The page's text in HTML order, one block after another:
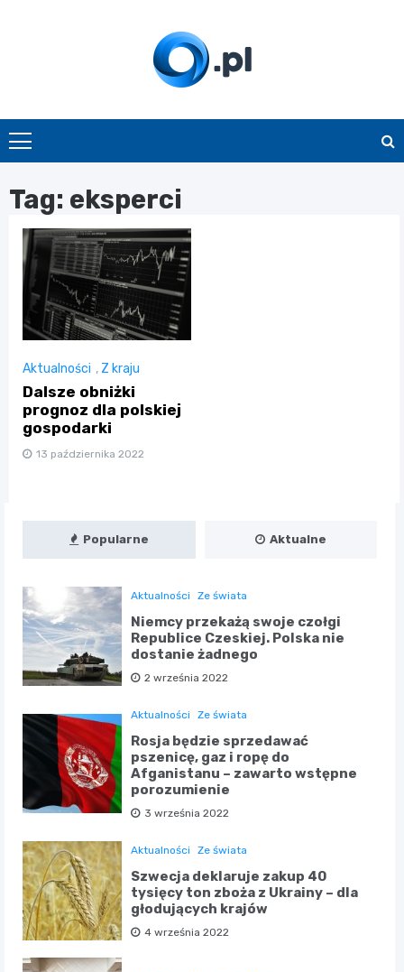
O.pl
Tag: eksperci
Aktualności , Z kraju
Dalsze obniżki
prognoz dla polskiej
gospodarki
13 października 2022
Popularne Aktualne
Aktualności Ze świata
Niemcy przekażą swoje czołgi
Republice Czeskiej. Polska nie
dostanie żadnego
2 września 2022
Aktualności Ze świata
Rosja będzie sprzedawać
pszenicę, gaz i ropę do
Afganistanu – zawarto wstępne
porozumienie
3 września 2022
Aktualności Ze świata
Szwecja deklaruje zakup 40
tysięcy ton zboża z Ukrainy – dla
głodujących krajów
4 września 2022